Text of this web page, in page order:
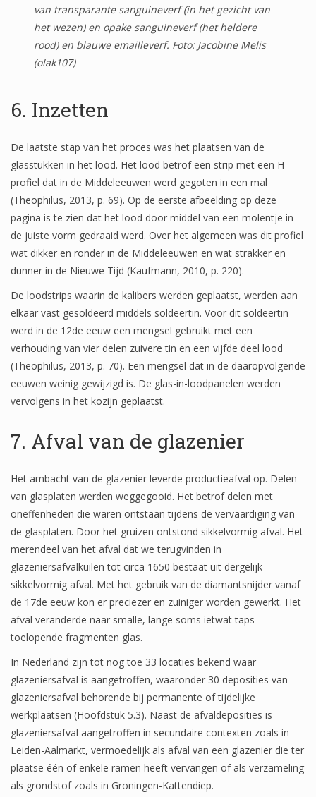
van transparante sanguineverf (in het gezicht van
het wezen) en opake sanguineverf (het heldere
rood) en blauwe emailleverf. Foto: Jacobine Melis
(olak107)
6. Inzetten
De laatste stap van het proces was het plaatsen van de
glasstukken in het lood. Het lood betrof een strip met een H-
profiel dat in de Middeleeuwen werd gegoten in een mal
(Theophilus, 2013, p. 69). Op de eerste afbeelding op deze
pagina is te zien dat het lood door middel van een molentje in
de juiste vorm gedraaid werd. Over het algemeen was dit profiel
wat dikker en ronder in de Middeleeuwen en wat strakker en
dunner in de Nieuwe Tijd (Kaufmann, 2010, p. 220).
De loodstrips waarin de kalibers werden geplaatst, werden aan
elkaar vast gesoldeerd middels soldeertin. Voor dit soldeertin
werd in de 12de eeuw een mengsel gebruikt met een
verhouding van vier delen zuivere tin en een vijfde deel lood
(Theophilus, 2013, p. 70). Een mengsel dat in de daaropvolgende
eeuwen weinig gewijzigd is. De glas-in-loodpanelen werden
vervolgens in het kozijn geplaatst.
7. Afval van de glazenier
Het ambacht van de glazenier leverde productieafval op. Delen
van glasplaten werden weggegooid. Het betrof delen met
oneffenheden die waren ontstaan tijdens de vervaardiging van
de glasplaten. Door het gruizen ontstond sikkelvormig afval. Het
merendeel van het afval dat we terugvinden in
glazeniersafvalkuilen tot circa 1650 bestaat uit dergelijk
sikkelvormig afval. Met het gebruik van de diamantsnijder vanaf
de 17de eeuw kon er preciezer en zuiniger worden gewerkt. Het
afval veranderde naar smalle, lange soms ietwat taps
toelopende fragmenten glas.
In Nederland zijn tot nog toe 33 locaties bekend waar
glazeniersafval is aangetroffen, waaronder 30 deposities van
glazeniersafval behorende bij permanente of tijdelijke
werkplaatsen (Hoofdstuk 5.3). Naast de afvaldeposities is
glazeniersafval aangetroffen in secundaire contexten zoals in
Leiden-Aalmarkt, vermoedelijk als afval van een glazenier die ter
plaatse één of enkele ramen heeft vervangen of als verzameling
als grondstof zoals in Groningen-Kattendiep.